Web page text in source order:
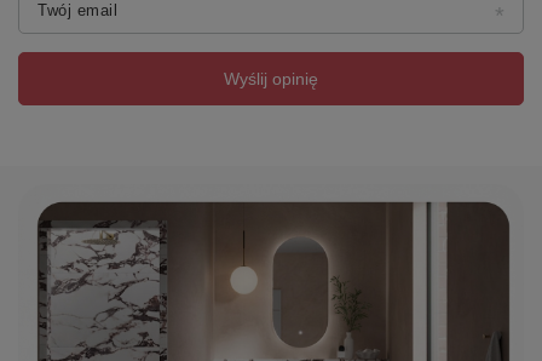
Produkty akrylowe długo utrzymują temperaturę wody,
co jest szczególnie ważne podczas kąpieli. Wiele
osób lubi korzystać z dłuższych, gorących kąpieli, a
POLIMAT
Znamy jakość naszych produktów, czego
potwierdzeniem jest 15 letni okres gwarancji na wanny
wolnostojące! Najwyższy poziom produkowanych
przez nas wanien, brodzików i zlewozmywaków jest
priorytetem naszej marki.
Twój email
Wyślij opinię